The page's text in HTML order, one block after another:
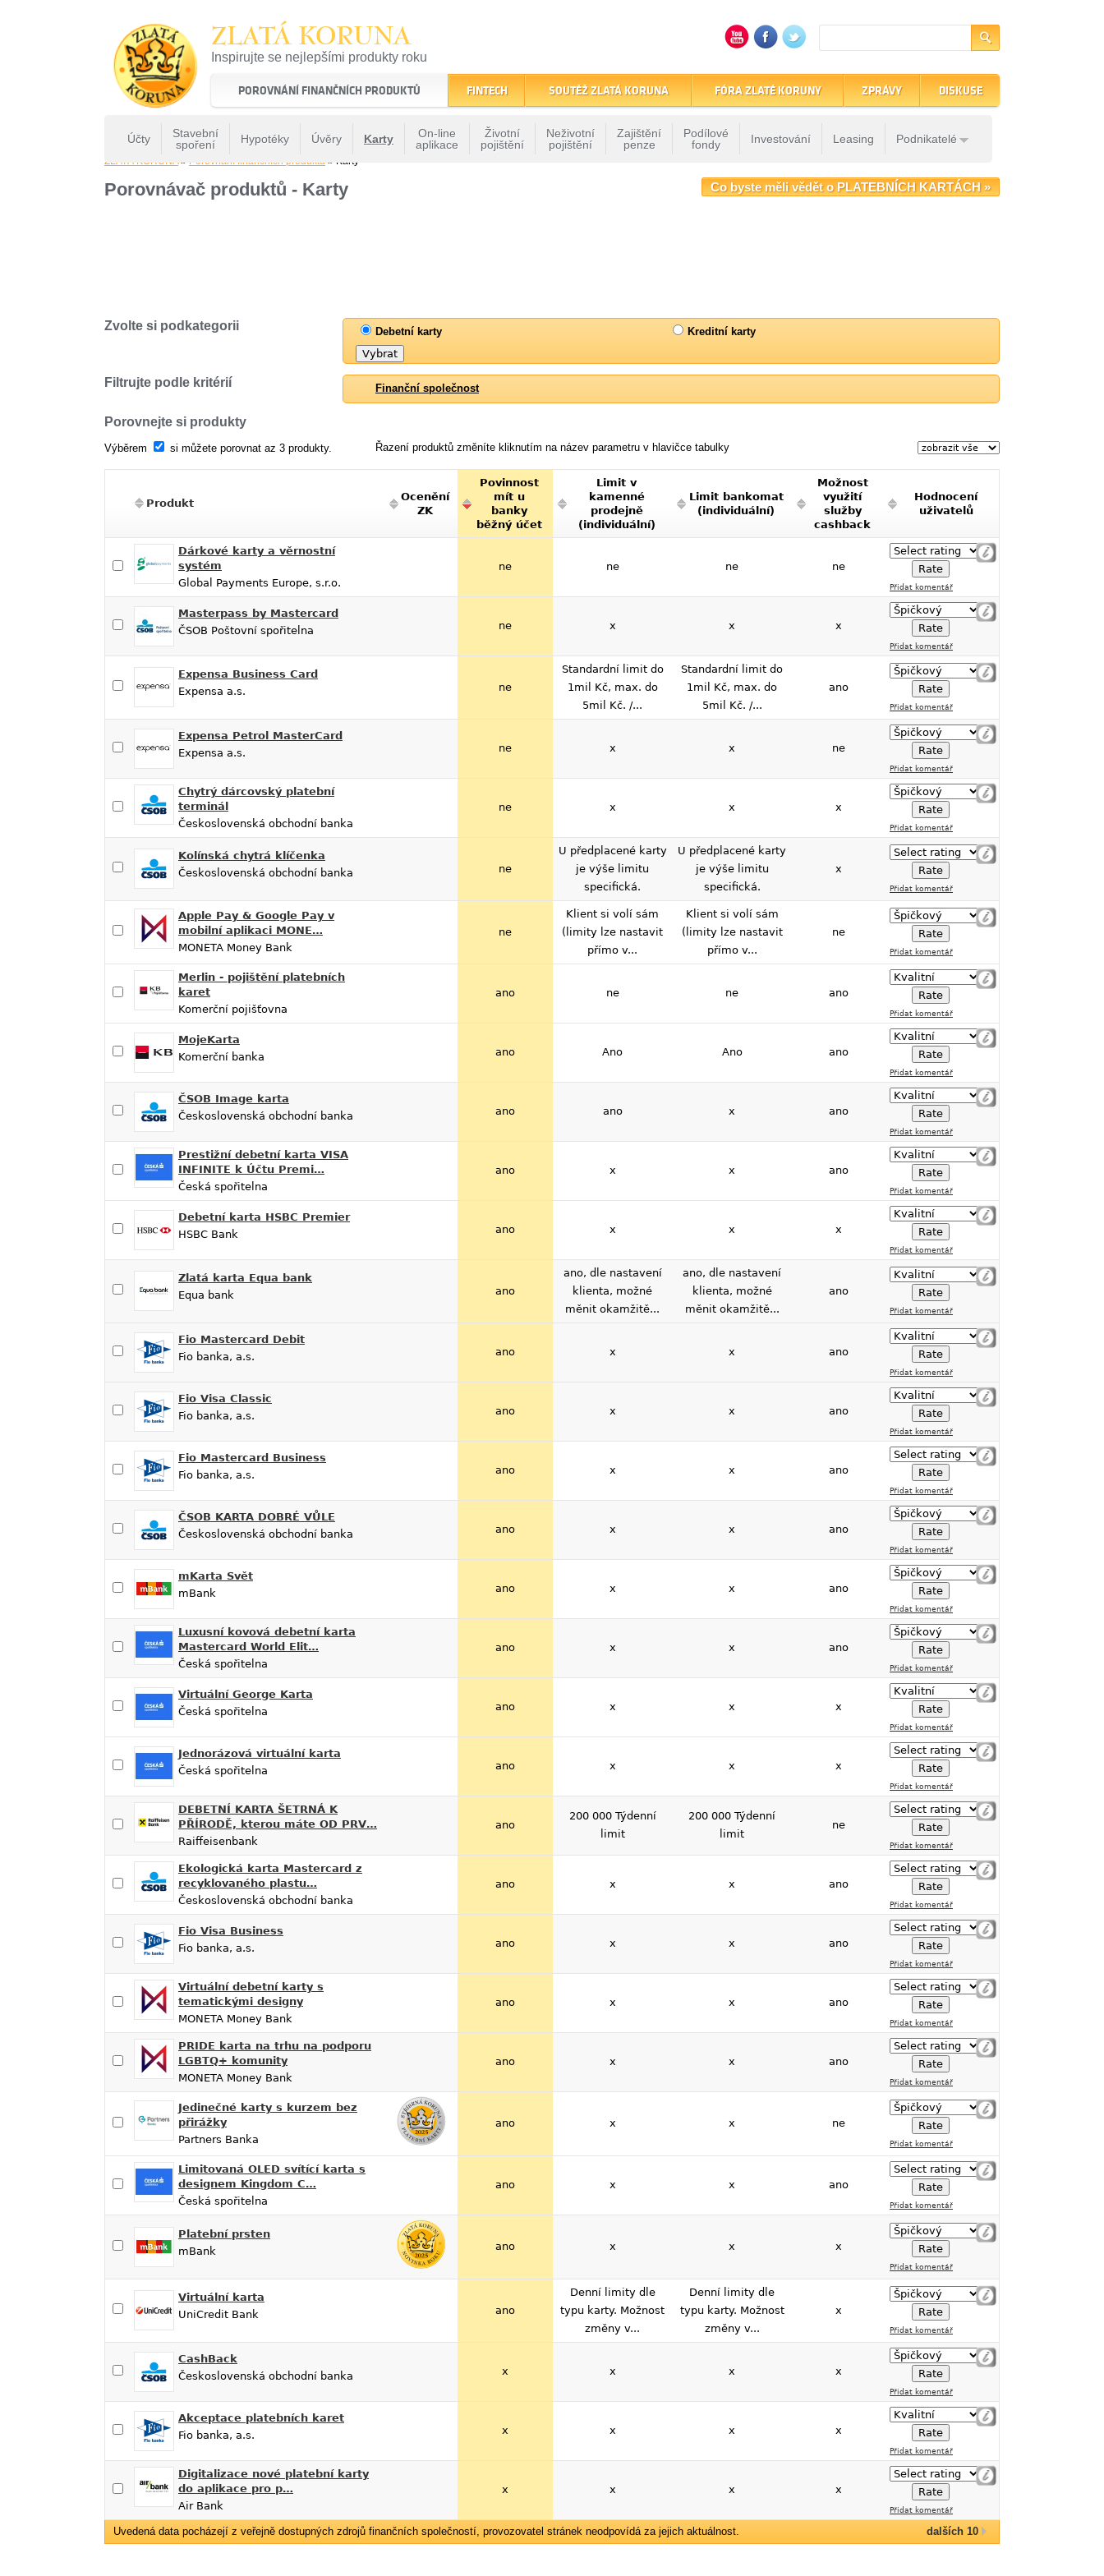
ZLATÁ KORUNA
Inspirujte se nejlepšími produkty roku
22 let tradice a kvality na finančním trhu
POROVNÁNÍ FINANČNÍCH PRODUKTŮ
Účty
Stavební
spoření
Hypotéky Úvěry Karty
On-line
aplikace
Životní
pojištění
Neživotní
pojištění
Zajištění
penze
Podílové
fondy
Investování Leasing Podnikatelé
FINTECH SOUTĚŽ ZLATÁ KORUNA FÓRA ZLATÉ KORUNY ZPRÁVY DISKUSE
ZLATÁ KORUNA» Porovnání finančních produktů » Karty
Co byste měli vědět o PLATEBNÍCH KARTÁCH »
Porovnávač produktů - Karty
Zvolte si podkategorii Debetní karty Kreditní karty
Filtrujte podle kritérií Finanční společnost
Porovnejte si produkty
Řazení produktů změníte kliknutím na název parametru v hlavičce tabulky
Výběrem si můžete porovnat az 3 produkty.
Produkt
Ocenění
ZK
Povinnost
mít u
banky
běžný účet
Limit v
kamenné
prodejně
(individuální)
Limit bankomat
(individuální)
Možnost
využití
služby
cashback
Hodnocení
uživatelů
Dárkové karty a věrnostní
systém
Global Payments Europe, s.r.o.
ne ne ne ne
Přidat komentář
Masterpass by Mastercard
ČSOB Poštovní spořitelna
ne x x x
Přidat komentář
Expensa Business Card
Expensa a.s.
ne
Standardní limit do
1mil Kč, max. do
5mil Kč. /...
Standardní limit do
1mil Kč, max. do
5mil Kč. /...
ano
Přidat komentář
Expensa Petrol MasterCard
Expensa a.s.
ne x x ne
Přidat komentář
Chytrý dárcovský platební
terminál
Československá obchodní banka
ne x x x
Přidat komentář
Kolínská chytrá klíčenka
Československá obchodní banka
ne
U předplacené karty
je výše limitu
specifická.
U předplacené karty
je výše limitu
specifická.
x
Přidat komentář
Apple Pay & Google Pay v
mobilní aplikaci MONE…
MONETA Money Bank
ne
Klient si volí sám
(limity lze nastavit
přímo v...
Klient si volí sám
(limity lze nastavit
přímo v...
ne
Přidat komentář
Merlin - pojištění platebních
karet
Komerční pojišťovna
ano ne ne ano
Přidat komentář
MojeKarta
Komerční banka
ano Ano Ano ano
Přidat komentář
ČSOB Image karta
Československá obchodní banka
ano ano x ano
Přidat komentář
Prestižní debetní karta VISA
INFINITE k Účtu Premi…
Česká spořitelna
ano x x ano
Přidat komentář
Debetní karta HSBC Premier
HSBC Bank
ano x x x
Přidat komentář
Zlatá karta Equa bank
Equa bank
ano
ano, dle nastavení
klienta, možné
měnit okamžitě...
ano, dle nastavení
klienta, možné
měnit okamžitě...
ano
Přidat komentář
Fio Mastercard Debit
Fio banka, a.s.
ano x x ano
Přidat komentář
Fio Visa Classic
Fio banka, a.s.
ano x x ano
Přidat komentář
Fio Mastercard Business
Fio banka, a.s.
ano x x ano
Přidat komentář
ČSOB KARTA DOBRÉ VŮLE
Československá obchodní banka
ano x x ano
Přidat komentář
mKarta Svět
mBank
ano x x ano
Přidat komentář
Luxusní kovová debetní karta
Mastercard World Elit…
Česká spořitelna
ano x x ano
Přidat komentář
Virtuální George Karta
Česká spořitelna
ano x x x
Přidat komentář
Jednorázová virtuální karta
Česká spořitelna
ano x x x
Přidat komentář
DEBETNÍ KARTA ŠETRNÁ K
PŘÍRODĚ, kterou máte OD PRV…
Raiffeisenbank
ano
200 000 Týdenní
limit
200 000 Týdenní
limit
ne
Přidat komentář
Ekologická karta Mastercard z
recyklovaného plastu…
Československá obchodní banka
ano x x ano
Přidat komentář
Fio Visa Business
Fio banka, a.s.
ano x x ano
Přidat komentář
Virtuální debetní karty s
tematickými designy
MONETA Money Bank
ano x x ano
Přidat komentář
PRIDE karta na trhu na podporu
LGBTQ+ komunity
MONETA Money Bank
ano x x ano
Přidat komentář
Jedinečné karty s kurzem bez
přirážky
Partners Banka
ano x x ne
Přidat komentář
Limitovaná OLED svítící karta s
designem Kingdom C…
Česká spořitelna
ano x x ano
Přidat komentář
Platební prsten
mBank
ano x x x
Přidat komentář
Virtuální karta
UniCredit Bank
ano
Denní limity dle
typu karty. Možnost
změny v...
Denní limity dle
typu karty. Možnost
změny v...
x
Přidat komentář
CashBack
Československá obchodní banka
x x x x
Přidat komentář
Akceptace platebních karet
Fio banka, a.s.
x x x x
Přidat komentář
Digitalizace nové platební karty
do aplikace pro p…
Air Bank
x x x x
Přidat komentář
Uvedená data pocházejí z veřejně dostupných zdrojů finančních společností, provozovatel stránek neodpovídá za jejich aktuálnost. dalších 10